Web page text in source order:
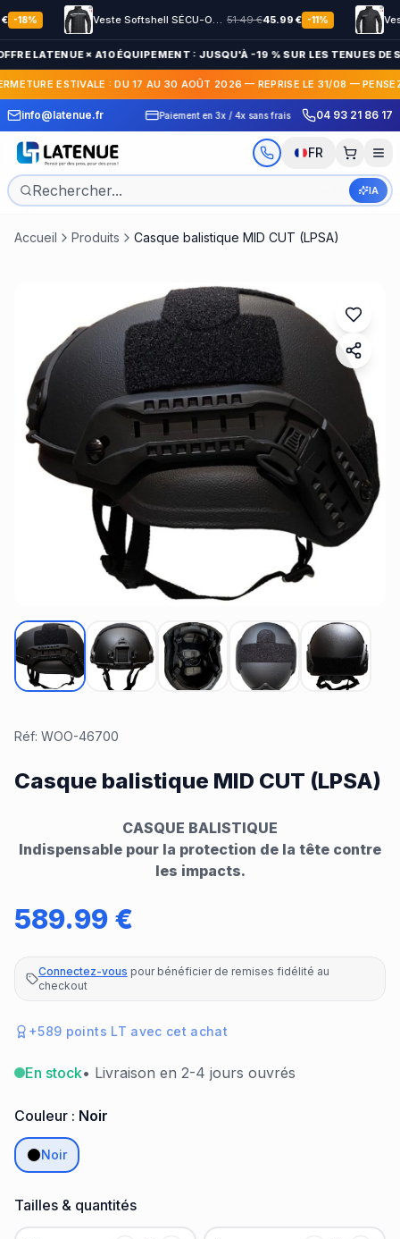
% Veste Softshell SÉCU-ONE HV-TAPE Sécurité Privée noir 51.49€45.99€ -11%
LATENUE × A10 ÉQUIPEMENT : JUSQU'À -19 % SUR LES TENUES DE
ESTIVALE : DU 17 AU 30 AOÛT 2026 — REPRISE LE 31/08 —
info@latenue.fr
en France et
Paiement en 3x / 4x sans frais
30 jours pour
04 93 21 86 17
FR
IA
Accueil Produits Casque balistique MID CUT (LPSA)
Réf: WOO-46700
Casque balistique MID CUT (LPSA)
CASQUE BALISTIQUE
Indispensable pour la protection de la tête contre
les impacts.
589.99 €
Connectez-vous pour bénéficier de remises fidélité au
checkout
+589 points LT avec cet achat
En stock• Livraison en 2-4 jours ouvrés
Couleur : Noir
Noir
Tailles & quantités